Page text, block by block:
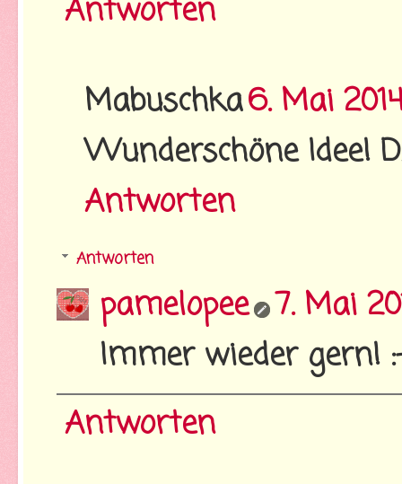
Antworten
Mabuschka6. Mai
Wunderschöne Idee!
Antworten
Antworten
pamelopee 7. Mai
Immer wieder gern!
Antworten